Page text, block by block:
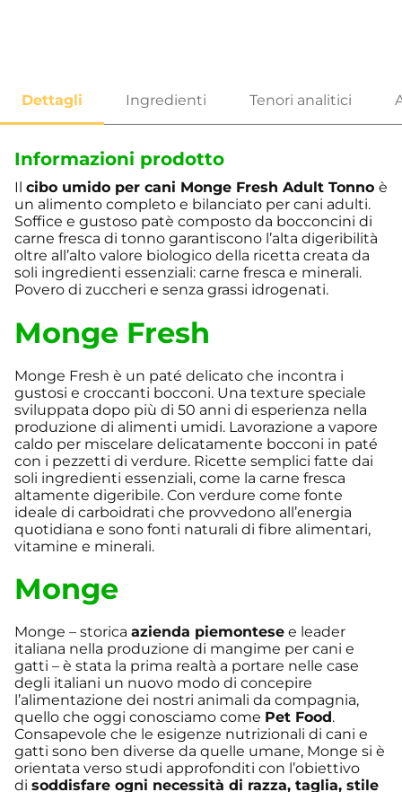
Informazioni prodotto
Il cibo umido per cani Monge Fresh Adult Tonno è
un alimento completo e bilanciato per cani adulti.
Soffice e gustoso patè composto da bocconcini di
carne fresca di tonno garantiscono l’alta digeribilità
oltre all’alto valore biologico della ricetta creata da
soli ingredienti essenziali: carne fresca e minerali.
Povero di zuccheri e senza grassi idrogenati.
Monge Fresh
Monge Fresh è un paté delicato che incontra i
gustosi e croccanti bocconi. Una texture speciale
sviluppata dopo più di 50 anni di esperienza nella
produzione di alimenti umidi. Lavorazione a vapore
caldo per miscelare delicatamente bocconi in paté
con i pezzetti di verdure. Ricette semplici fatte dai
soli ingredienti essenziali, come la carne fresca
altamente digeribile. Con verdure come fonte
ideale di carboidrati che provvedono all’energia
quotidiana e sono fonti naturali di fibre alimentari,
vitamine e minerali.
Monge
Monge – storica azienda piemontese e leader
italiana nella produzione di mangime per cani e
gatti – è stata la prima realtà a portare nelle case
degli italiani un nuovo modo di concepire
l’alimentazione dei nostri animali da compagnia,
quello che oggi conosciamo come Pet Food.
Consapevole che le esigenze nutrizionali di cani e
gatti sono ben diverse da quelle umane, Monge si è
orientata verso studi approfonditi con l’obiettivo
di soddisfare ogni necessità di razza, taglia, stile